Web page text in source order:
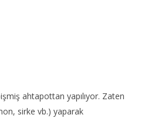
ahtapottan yapılıyor. Zaten
sirke vb.) yaparak